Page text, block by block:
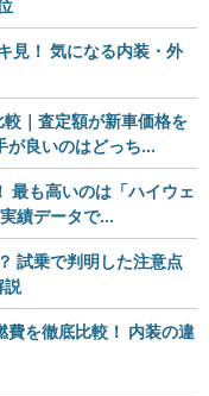
見！ 気になる内装・外
｜査定額が新車価格を
が良いのはどっち...
最も高いのは「ハイウェ
績データで...
試乗で判明した注意点
説
費を徹底比較！ 内装の違